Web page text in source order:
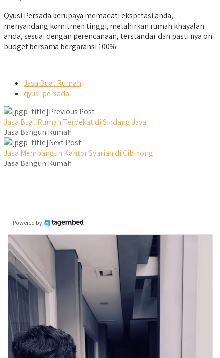
Qyusi Persada berupaya memadati ekspetasi anda,
menyandang komitmen tinggi, melahirkan rumah khayalan
anda, sesuai dengan perencanaan, terstandar dan pasti nya on
budget bersama bergaransi 100%
Jasa Buat Rumah
qyusi persada
Previous Post
Jasa Buat Rumah Terdekat di Sindang Jaya
Jasa Bangun Rumah
Next Post
Jasa Membangun Kantor Syariah di Cibinong
Jasa Bangun Rumah
Powered by